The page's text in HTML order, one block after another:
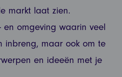
markt laat zien.
en omgeving waarin veel
inbreng, maar ook om te
en ideeën met je